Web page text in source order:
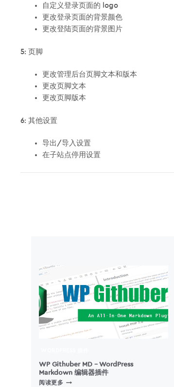
自定义登录页面的 logo
更改登录页面的背景颜色
更改登陆页面的背景图片
5: 页脚
更改管理后台页脚文本和版本
更改页脚文本
更改页脚版本
6: 其他设置
导出/导入设置
在子站点停用设置
WP Githuber MD – WordPress
Markdown 编辑器插件
阅读更多 WP